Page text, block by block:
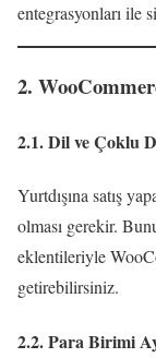
entegrasyonları ile
2.
2.1. Dil ve Çoklu
Yurtdışına satış
olması gerekir.
eklentileriyle
getirebilirsiniz.
2.2. Para Birimi